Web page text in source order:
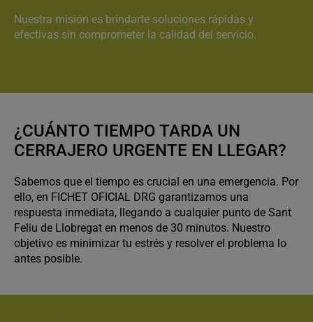
Nuestra misión es brindarte soluciones rápidas y
efectivas sin comprometer la calidad del servicio.
¿CUÁNTO TIEMPO TARDA UN
CERRAJERO URGENTE EN LLEGAR?
Sabemos que el tiempo es crucial en una emergencia. Por
ello, en FICHET OFICIAL DRG garantizamos una
respuesta inmediata, llegando a cualquier punto de Sant
Feliu de Llobregat en menos de 30 minutos. Nuestro
objetivo es minimizar tu estrés y resolver el problema lo
antes posible.